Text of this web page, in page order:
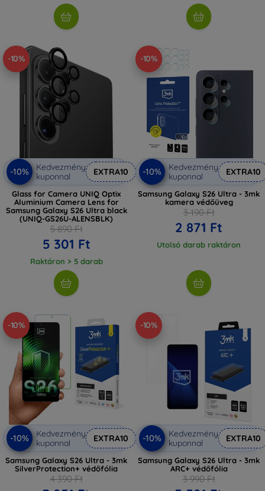
-10%
-10%
Kedvezmény
kuponnal
EXTRA10
Glass for Camera UNIQ Optix
Aluminium Camera Lens for
Samsung Galaxy S26 Ultra black
(UNIQ-GS26U-ALENSBLK)
5 890 Ft
5 301 Ft
Raktáron > 5 darab
-10%
-10%
Kedvezmény
kuponnal
EXTRA10
Samsung Galaxy S26 Ultra - 3mk
kamera védőüveg
3 190 Ft
2 871 Ft
Utolsó darab raktáron
-10%
-10%
Kedvezmény
kuponnal
EXTRA10
Samsung Galaxy S26 Ultra - 3mk
SilverProtection+ védőfólia
4 390 Ft
-10%
-10%
Kedvezmény
kuponnal
EXTRA10
Samsung Galaxy S26 Ultra - 3mk
ARC+ védőfólia
3 990 Ft